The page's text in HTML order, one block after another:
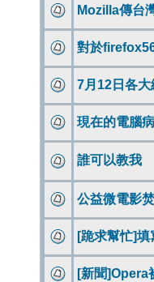
Mozilla傳台
對於
7月12日各大
現在的電腦
誰可以教我
公益微電影
[跪求幫忙]
[新聞]Opera